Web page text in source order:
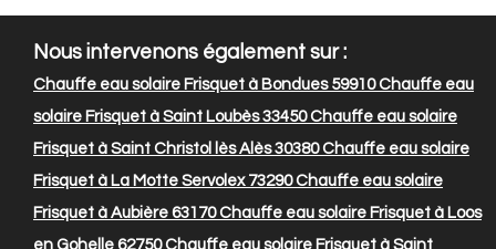
Nous intervenons également sur :
Chauffe eau solaire Frisquet à Bondues 59910Chauffe eau
solaire Frisquet à Saint Loubès 33450Chauffe eau solaire
Frisquet à Saint Christol lès Alès 30380Chauffe eau solaire
Frisquet à La Motte Servolex 73290Chauffe eau solaire
Frisquet à Aubière 63170Chauffe eau solaire Frisquet à Loos
en Gohelle 62750Chauffe eau solaire Frisquet à Saint